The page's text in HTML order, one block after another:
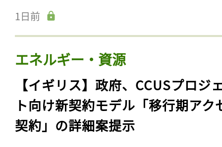
1日前
エネルギー・資源
【イギリス】政府、CCUSプロジ
ト向け新契約モデル「移行期アク
契約」の詳細案提示